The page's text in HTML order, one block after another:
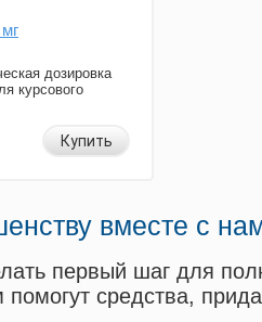
дозировка
курсового
Купить
вместе с
первый шаг для
средства,